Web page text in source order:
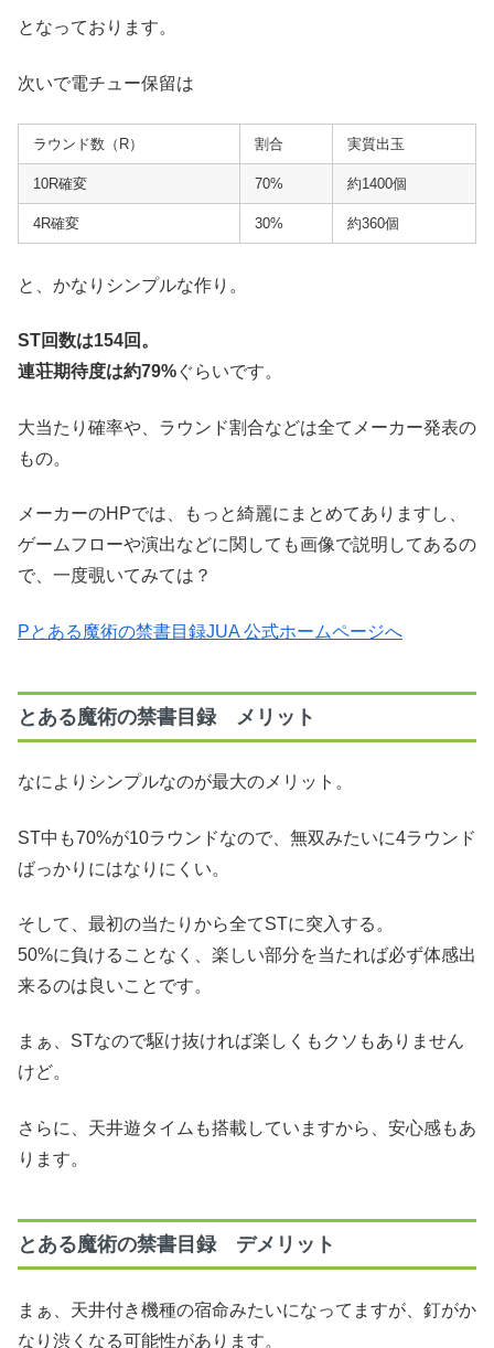
となっております。
次いで電チュー保留は
ラウンド数（R） 割合 実質出玉
10R確変 70% 約1400個
4R確変 30% 約360個
と、かなりシンプルな作り。
ST回数は154回。
連荘期待度は約79%ぐらいです。
大当たり確率や、ラウンド割合などは全てメーカー発表の
もの。
メーカーのHPでは、もっと綺麗にまとめてありますし、
ゲームフローや演出などに関しても画像で説明してあるの
で、一度覗いてみては？
Pとある魔術の禁書目録JUA 公式ホームページへ
とある魔術の禁書目録 メリット
なによりシンプルなのが最大のメリット。
ST中も70%が10ラウンドなので、無双みたいに4ラウンド
ばっかりにはなりにくい。
そして、最初の当たりから全てSTに突入する。
50%に負けることなく、楽しい部分を当たれば必ず体感出
来るのは良いことです。
まぁ、STなので駆け抜ければ楽しくもクソもありません
けど。
さらに、天井遊タイムも搭載していますから、安心感もあ
ります。
とある魔術の禁書目録 デメリット
まぁ、天井付き機種の宿命みたいになってますが、釘がか
なり渋くなる可能性があります。